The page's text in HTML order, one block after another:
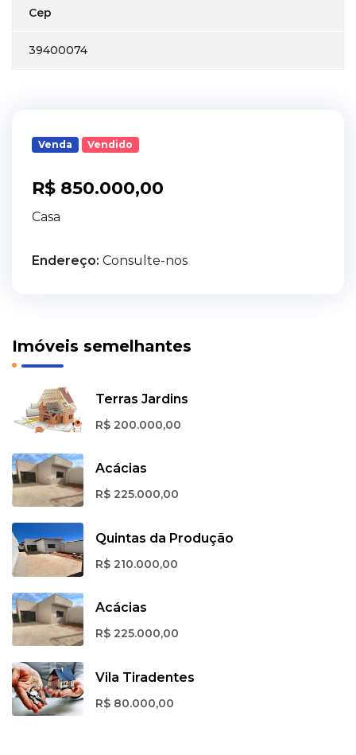
Cep
39400074
Venda Vendido
R$ 850.000,00
Casa
Endereço: Consulte-nos
Imóveis semelhantes
Terras Jardins
R$ 200.000,00
Acácias
R$ 225.000,00
Quintas da Produção
R$ 210.000,00
Acácias
R$ 225.000,00
Vila Tiradentes
R$ 80.000,00